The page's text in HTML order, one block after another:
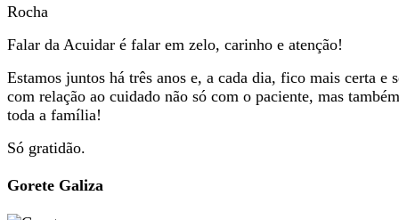
Falar da Acuidar é falar em zelo, carinho e atenção!
Estamos juntos há três anos e, a cada dia, fico mais certa e
com relação ao cuidado não só com o paciente, mas
toda a família!
Só gratidão.
Gorete Galiza